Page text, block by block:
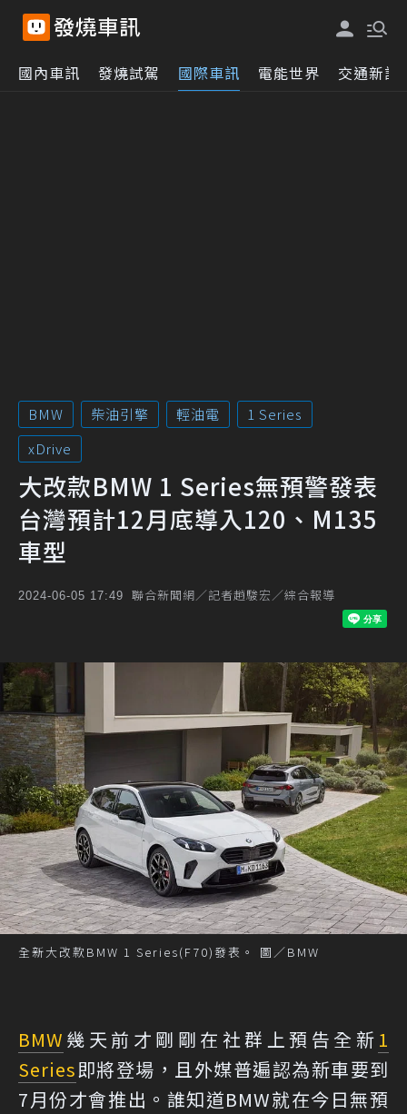
國內車訊 發燒試駕 國際車訊 電能世界 交通新訊
BMW 柴油引擎 輕油電
1 Series
xDrive
大改款BMW 1 Series無預警發表
台灣預計12月底導入120、M135
車型
2024-06-05 17:49 聯合新聞網／記者趙駿宏／綜合報導
全新大改款BMW 1 Series(F70)發表。 圖／BMW
BMW 幾天前才剛剛在社群上預告全新 1
Series即將登場，且外媒普遍認為新車要到
7月份才會推出。誰知道BMW就在今日無預